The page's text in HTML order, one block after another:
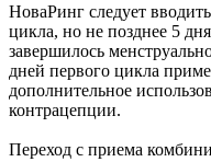
НоваРинг следует
цикла, но не позднее 5
завершилось
дней первого цикла
дополнительное
контрацепции.
Переход с приема